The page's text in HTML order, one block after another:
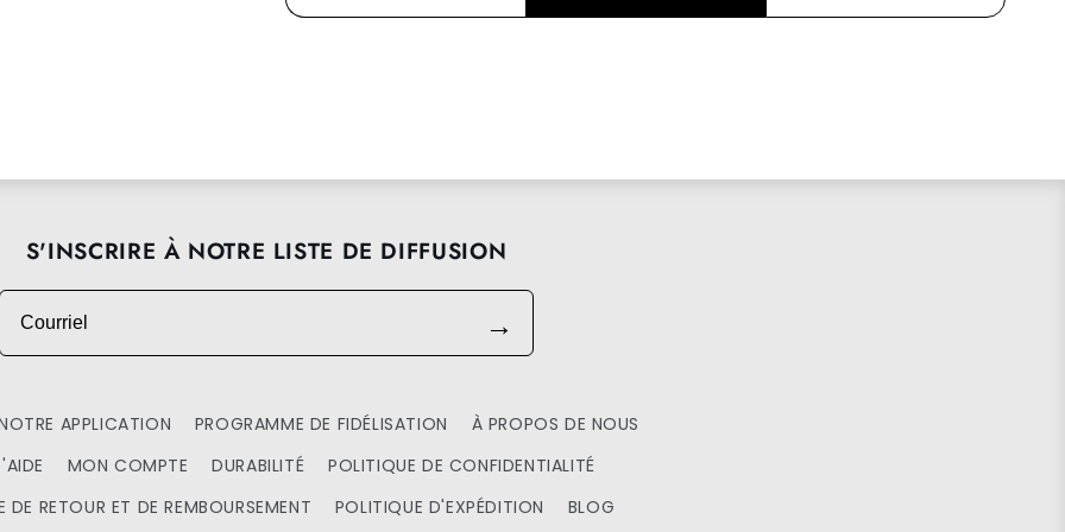
S'INSCRIRE À NOTRE LISTE DE DIFFUSION
Courriel
→
APPLICATION PROGRAMME DE FIDÉLISATION
À PROPOS DE NOUS
MON COMPTE DURABILITÉ
POLITIQUE DE CONFIDENTIALITÉ
DE RETOUR ET DE REMBOURSEMENT
POLITIQUE D'EXPÉDITION BLOG